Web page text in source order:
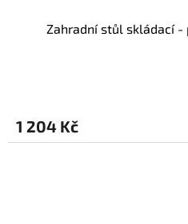
Zahradní stůl skládací -
1 204 Kč